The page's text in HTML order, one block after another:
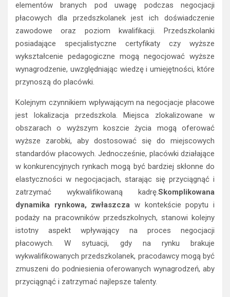
elementów branych pod uwagę podczas negocjacji
płacowych dla przedszkolanek jest ich doświadczenie
zawodowe oraz poziom kwalifikacji. Przedszkolanki
posiadające specjalistyczne certyfikaty czy wyższe
wykształcenie pedagogiczne mogą negocjować wyższe
wynagrodzenie, uwzględniając wiedzę i umiejętności, które
przynoszą do placówki.
Kolejnym czynnikiem wpływającym na negocjacje płacowe
jest lokalizacja przedszkola. Miejsca zlokalizowane w
obszarach o wyższym koszcie życia mogą oferować
wyższe zarobki, aby dostosować się do miejscowych
standardów płacowych. Jednocześnie, placówki działające
w konkurencyjnych rynkach mogą być bardziej skłonne do
elastyczności w negocjacjach, starając się przyciągnąć i
zatrzymać wykwalifikowaną kadrę.Skomplikowana
dynamika rynkowa, zwłaszcza w kontekście popytu i
podaży na pracowników przedszkolnych, stanowi kolejny
istotny aspekt wpływający na proces negocjacji
płacowych. W sytuacji, gdy na rynku brakuje
wykwalifikowanych przedszkolanek, pracodawcy mogą być
zmuszeni do podniesienia oferowanych wynagrodzeń, aby
przyciągnąć i zatrzymać najlepsze talenty.